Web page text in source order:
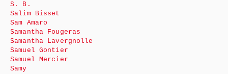
S. B.
Salim Bisset
Sam Amaro
Samantha Fougeras
Samantha Lavergnolle
Samuel Gontier
Samuel Mercier
Samy